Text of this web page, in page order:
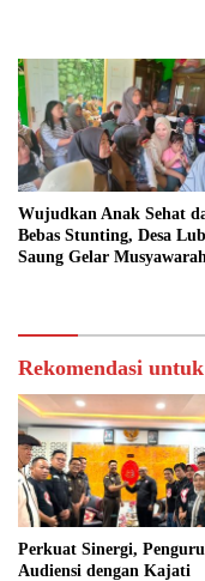
Wujudkan Anak Sehat
Bebas Stunting, Desa
Saung Gelar
Rekomendasi
Perkuat Sinergi,
Audiensi dengan Kajati